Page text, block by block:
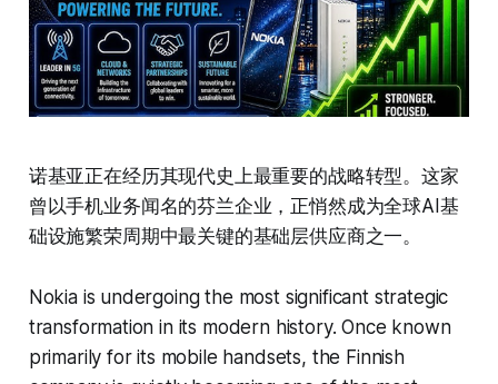
诺基亚正在经历其现代史上最重要的战略转型。这家
曾以手机业务闻名的芬兰企业，正悄然成为全球AI基
础设施繁荣周期中最关键的基础层供应商之一。
Nokia is undergoing the most significant strategic
transformation in its modern history. Once known
primarily for its mobile handsets, the Finnish